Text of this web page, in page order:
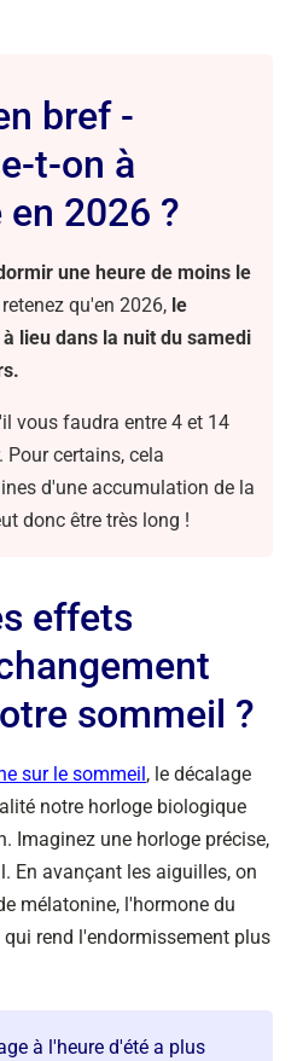
bref -
t-on à
en 2026 ?
une heure de moins le
qu'en 2026, le
lieu dans la nuit du samedi
vous faudra entre 4 et 14
Pour certains, cela
d'une accumulation de la
donc être très long !
effets
sommeil ?
sur le sommeil, le décalage
notre horloge biologique
Imaginez une horloge précise,
En avançant les aiguilles, on
mélatonine, l'hormone du
rend l'endormissement plus
à l'heure d'été a plus